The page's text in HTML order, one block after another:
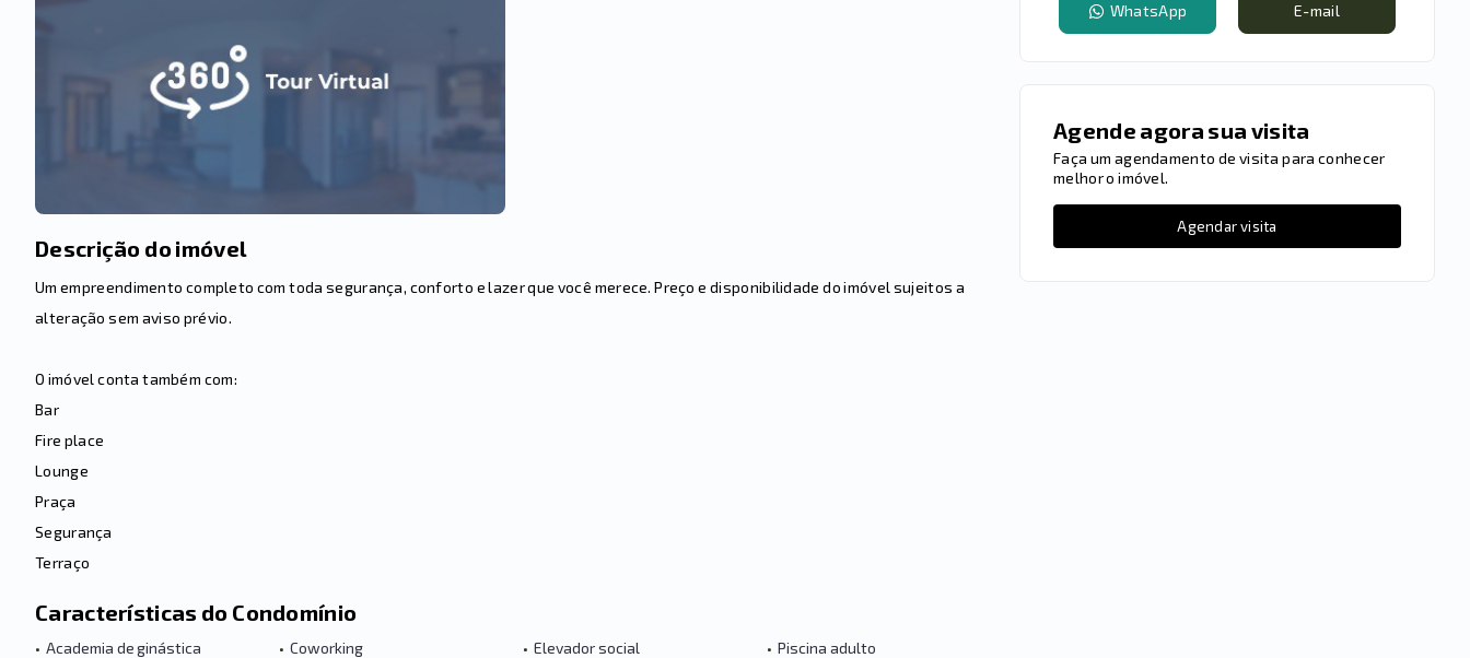
Descrição do imóvel
Um empreendimento completo com toda segurança, conforto e lazer que você merece. Preço e disponibilidade do imóvel sujeitos a
alteração sem aviso prévio.
O imóvel conta também com:
Bar
Fire place
Lounge
Praça
Segurança
Terraço
Características do Condomínio
• Academia de ginástica • Coworking • Elevador social • Piscina adulto
WhatsApp E-mail
Agende agora sua visita
Faça um agendamento de visita para conhecer
melhor o imóvel.
Agendar visita